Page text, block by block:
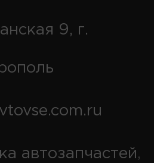
9, г.
автозапчастей,